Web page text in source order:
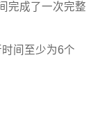
完成了一次完整
间至少为6个